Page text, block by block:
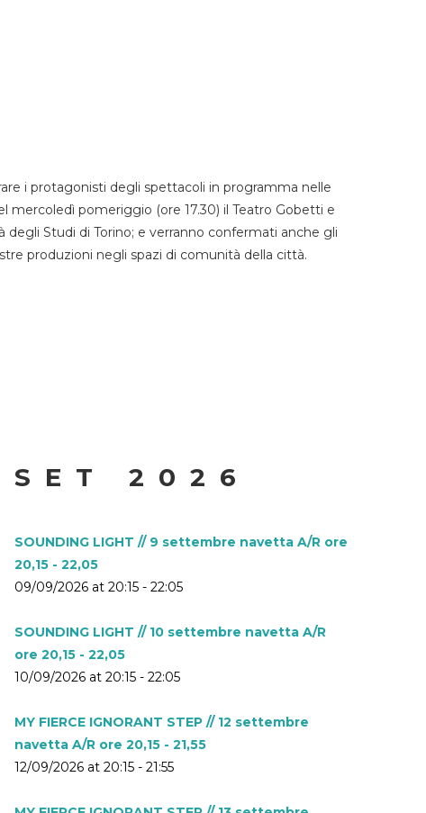
i protagonisti degli spettacoli in programma nelle
mercoledì pomeriggio (ore 17.30) il Teatro Gobetti e
Studi di Torino; e verranno confermati anche gli
produzioni negli spazi di comunità della città.
SET 2026
SOUNDING LIGHT // 9 settembre navetta A/R ore
20,15 - 22,05
09/09/2026 at 20:15 - 22:05
SOUNDING LIGHT // 10 settembre navetta A/R
ore 20,15 - 22,05
10/09/2026 at 20:15 - 22:05
MY FIERCE IGNORANT STEP // 12 settembre
navetta A/R ore 20,15 - 21,55
12/09/2026 at 20:15 - 21:55